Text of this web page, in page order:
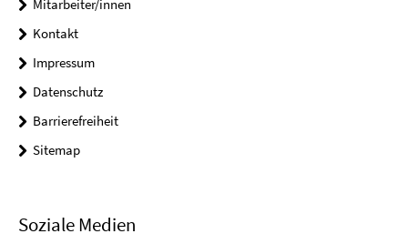
Mitarbeiter/innen
Kontakt
Impressum
Datenschutz
Barrierefreiheit
Sitemap
Soziale Medien